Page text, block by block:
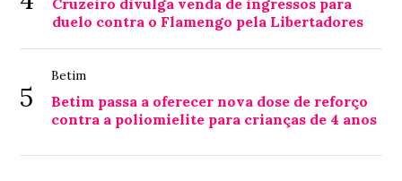
duelo contra o Flamengo pela Libertadores
5
Betim
Betim passa a oferecer nova dose de reforço
contra a poliomielite para crianças de 4 anos